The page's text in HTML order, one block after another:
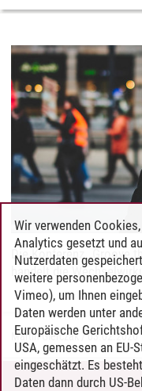
Die Kon­fe­renz „Groo­ve
han­delt die
Martin Gierczak /03.02.2020
Wir verwenden
Analytics gesetzt und
Nutzerdaten
weitere
Vimeo), um Ihnen
Daten werden unter
Europäische
USA, gemessen an
eingeschätzt. Es
Daten dann durch US-